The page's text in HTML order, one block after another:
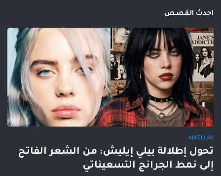
احدث القصص
AIXELLAB
تحول إطلالة بيلي إيليش: من الشعر الفاتح
إلى نمط الجرانج التسعيناتي